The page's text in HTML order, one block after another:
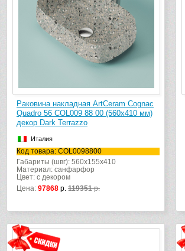
Раковина накладная ArtCeram Cognac
Quadro 56 COL009 88 00 (560х410 мм)
декор Dark Terrazzo
Италия
Код товара: COL0098800
Габариты (швг): 560x155x410
Материал: санфарфор
Цвет: с декором
Цена: 97868 р. 119351р.